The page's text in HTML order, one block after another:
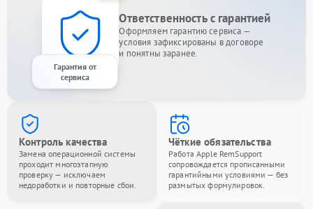
Гарантия от
сервиса
Ответственность с гарантией
Оформляем гарантию сервиса —
условия зафиксированы в договоре
и понятны заранее.
Контроль качества
Замена операционной системы
проходит многоэтапную
проверку — исключаем
недоработки и повторные сбои.
Чёткие обязательства
Работа Apple RemSupport
сопровождается прописанными
гарантийными условиями — без
размытых формулировок.